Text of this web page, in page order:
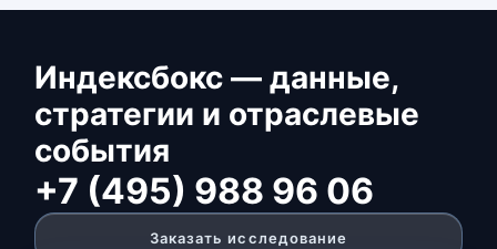
Индексбокс — данные,
стратегии и отраслевые
события
+7 (495) 988 96 06
Заказать исследование